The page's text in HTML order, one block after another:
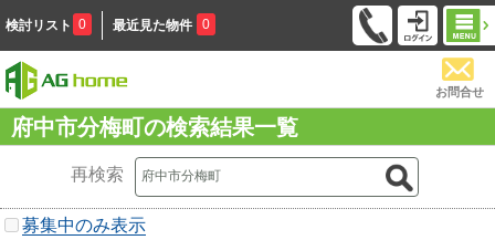
検討リスト 0 最近見た物件 0
お問合せ
府中市分梅町の検索結果一覧
再検索
募集中のみ表示